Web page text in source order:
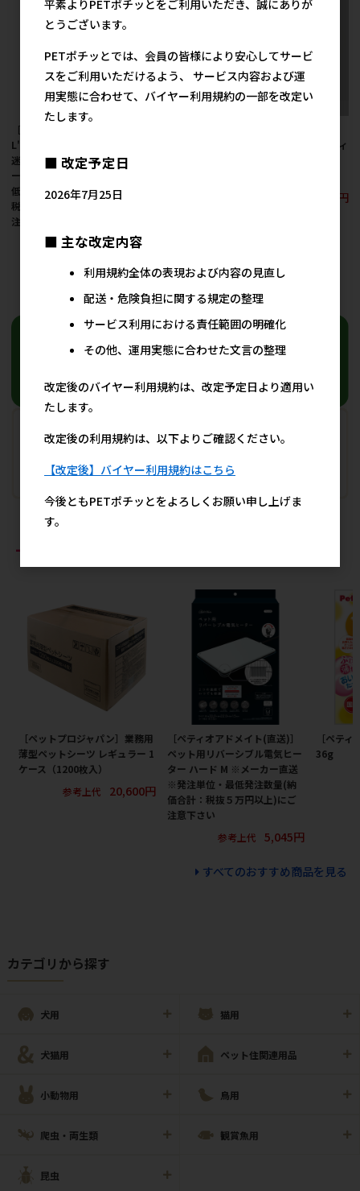
［アライブ(直送)］
L'ange LEDフラッシュ
迷子札 ハート ※メーカ
ー直送 ※発注単位・最
低発注数量(納価合計：
税抜13,000円以上)にご
注意下さい
参考上代
1,000円
フラッシュネックリン
０１ ＬＥＤセーフティ
1,600円
24 件中 1〜24件目
［ペットプロジャパン］業務用
薄型ペットシーツ レギュラー 1
ケース（1200枚入）
参考上代
20,600円
［ペティオアドメイト(直送)］
ペット用リバーシブル電気ヒー
ター ハード M ※メーカー直送
※発注単位・最低発注数量(納
価合計：税抜５万円以上)にご
注意下さい
参考上代
5,045円
［ペテ
36g
すべてのおすすめ商品を見る
カテゴリから探す
犬用 猫用
犬猫用 ペット住関連用品
小動物用 鳥用
爬虫・両生類 観賞魚用
昆虫
平素よりPETポチッとをご利用いただき、誠にありが
とうございます。
PETポチッとでは、会員の皆様により安心してサービ
スをご利用いただけるよう、 サービス内容および運
用実態に合わせて、バイヤー利用規約の一部を改定い
たします。
■ 改定予定日
2026年7月25日
■ 主な改定内容
利用規約全体の表現および内容の見直し
配送・危険負担に関する規定の整理
サービス利用における責任範囲の明確化
その他、運用実態に合わせた文言の整理
改定後のバイヤー利用規約は、改定予定日より適用い
たします。
改定後の利用規約は、以下よりご確認ください。
【改定後】バイヤー利用規約はこちら
今後ともPETポチッとをよろしくお願い申し上げま
す。